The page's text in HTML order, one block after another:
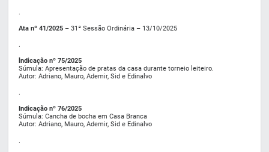
.
Ata nº 41/2025– 31ª Sessão Ordinária – 13/10/2025
.
lndicação nº 75/2025
Súmula: Apresentação de pratas da casa durante torneio leiteiro.
Autor: Adriano, Mauro, Ademir, Sid e Edinalvo
.
Indicação nº 76/2025
Súmula: Cancha de bocha em Casa Branca
Autor: Adriano, Mauro, Ademir, Sid e Edinalvo